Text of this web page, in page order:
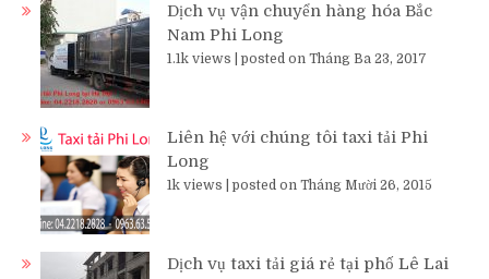
Dịch vụ vận chuyển hàng hóa Bắc
Nam Phi Long
1.1k views posted on Tháng Ba 23, 2017
Liên hệ với chúng tôi taxi tải Phi
Long
1k views posted on Tháng Mười 26, 2015
Dịch vụ taxi tải giá rẻ tại phố Lê Lai